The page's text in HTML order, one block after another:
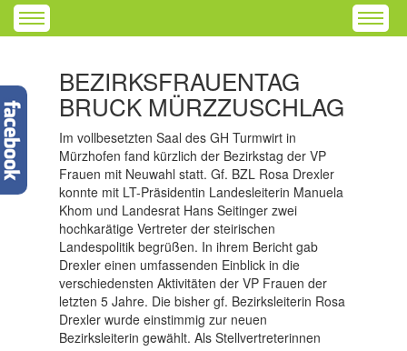
BEZIRKSFRAUENTAG
BRUCK MÜRZZUSCHLAG
Im vollbesetzten Saal des GH Turmwirt in
Mürzhofen fand kürzlich der Bezirkstag der VP
Frauen mit Neuwahl statt. Gf. BZL Rosa Drexler
konnte mit LT-Präsidentin Landesleiterin Manuela
Khom und Landesrat Hans Seitinger zwei
hochkarätige Vertreter der steirischen
Landespolitik begrüßen. In ihrem Bericht gab
Drexler einen umfassenden Einblick in die
verschiedensten Aktivitäten der VP Frauen der
letzten 5 Jahre. Die bisher gf. Bezirksleiterin Rosa
Drexler wurde einstimmig zur neuen
Bezirksleiterin gewählt. Als Stellvertreterinnen